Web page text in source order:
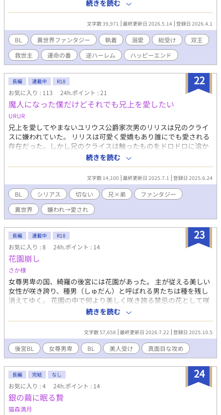
った。 不運にも竜王の「番（つがい）」としての刻印を刻まれた
カイ。さらには、荒々しい雷竜王ガイルまでもがカイの清らかな
力に惹かれ、強引に自らの紋章を重ねてしまう。 二柱の王による
執着と過保護な愛に戸惑うカイだったが、彼には国全体の魔力暴
走を鎮める「調和」の力があることが判明し、救世主として崇め
られることに。 孤独だった青年が、二人の王に奪い合われ、身も
心もとろかされていく――。 甘く激しい、異世界溺愛ファンタジ
ー。
続きを読む
文字数 39,971 最終更新日 2026.5.14 登録日 2026.4.1
BL 異世界ファンタジー 執着 溺愛 総受け
双王
救世主
運命の番 逆ハーレム ハッピーエンド
22
長編 連載中 R18
お気に入り : 113 24h.ポイント : 21
魔人になった僕だけどそれでも兄上を愛したい
URUR
兄上を愛してやまないユリウス公爵家次男のリリスは兄のクライ
スに嫌われていた。 リリスは可愛く愛嬌もあり誰にでも愛される
存在だった。しかし兄のクライスは触ったものをドロドロに溶か
してしまうという呪いを受けており髪は白く目は赤くその容姿の
せいで魔族の子だと家族からも周りからも疎まれ嫌われていた。
魔族は魔人とも呼ばれ悪魔のような存在だがそんな魔人と呼ばれ
る兄は弟のリリスを妬ましく思っておりいつも兄上、兄上！とク
ライスの後ろを着いてくるリリスが大嫌いだった。 また、リリス
もクライスが自分のことを嫌っていることをしっていた。 ある
日、リリスは大好きなクライスのために呪いを解こうとし禁忌の
魔術を使ってしまったため魔人になってしまった。クライスの呪
いは解かれたが魔人になってしまったリリスはクライスにそれを
悟られないため身を隠すことに。
続きを読む
文字数 14,100 最終更新日 2025.7.1 登録日 2025.6.24
BL シリアス 切ない 兄×弟
ファンタジー
異世界
嫌われ→愛され
23
長編 連載中 R18
お気に入り : 8 24h.ポイント : 14
花園崩し
さか様
女尊男卑の国、綺羅の後宮には花園があった。 主が従える美しい
女性が咲き誇り、種男（しゅだん）と呼ばれる男たちは種を残し
消えてゆく。 花園の中で何より美しく咲き誇る禁忌の花として咲
く唯一無二の存在、白露（はくろ）。 白露は男だった。 この花園
の中では見てはいけない、触れてはいけない、口にしてはいけな
い存在。 存在しない白露は、花園で咲き続けるため日々"勤め"を
果たしていた。 ある夜、他国から来た近衛兵長・朱昌（あけま
さ）と出逢う。 やがて、二人は禁を破り、花園の均衡を崩してい
く。 ―― ※フィクションです（当たり前ですが） ※小さな子が
ひどい目に遭うので人を選ぶと思います。駄目そうな場合はスル
ーしてください…
続きを読む
文字数 57,658 最終更新日 2026.7.22 登録日 2025.10.5
後宮BL 女尊男卑 BL 美人受け 真面目な攻め
24
長編 完結 なし
お気に入り : 4 24h.ポイント : 14
銀の繭に眠る贄
猫森満月